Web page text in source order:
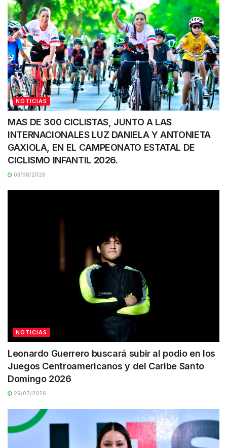
NOTICIAS
MAS DE 300 CICLISTAS, JUNTO A LAS
INTERNACIONALES LUZ DANIELA Y ANTONIETA
GAXIOLA, EN EL CAMPEONATO ESTATAL DE
CICLISMO INFANTIL 2026.
03/08/2026
NOTICIAS
Leonardo Guerrero buscará subir al podio en los
Juegos Centroamericanos y del Caribe Santo
Domingo 2026
29/07/2026